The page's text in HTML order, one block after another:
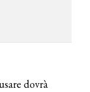
dovrà